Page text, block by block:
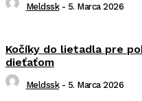
Meldssk - 5. Marca 2026
Kočíky do lietadla pre
dieťaťom
Meldssk - 5. Marca 2026